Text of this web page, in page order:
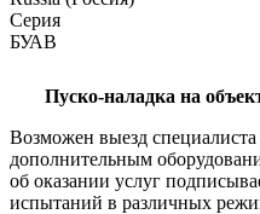
Серия
БУАВ
Пуско-наладка на
Возможен выезд специалиста
дополнительным
об оказании услуг
испытаний в различных